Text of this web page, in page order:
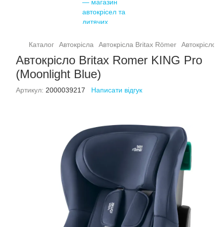
Каталог Автокрісла Автокрісла Britax Römer Автокрісло
Автокрісло Britax Romer KING Pro
(Moonlight Blue)
Артикул: 2000039217 Написати відгук